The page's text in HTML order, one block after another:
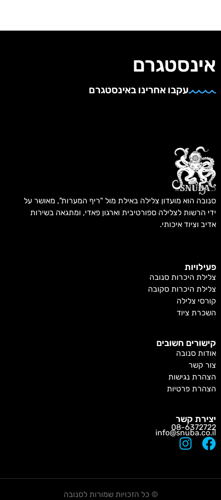
עקבו אחרינו באינסטגרם
הוא מועדון צלילה באילת מול "ריף המערות", מאושר על
הרשות לצלילה ספורטיבית וארגון פאדי, ומתגאה בשירות
וציוד איכותי.
היכרות סנובה
היכרות סקובה
צלילה
ציוד
חשובים
סנובה
קשר
נגישות
פרטיות
קשר
08-
כל הזכויות שמורות לסנובה